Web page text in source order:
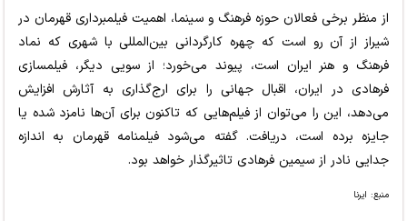
از منظر برخی فعالان حوزه فرهنگ و سینما، اهمیت فیلمبرداری قهرمان در
شیراز از آن رو است که چهره کارگردانی بین‌المللی با شهری که نماد
فرهنگ و هنر ایران است، پیوند می‌خورد؛ از سویی دیگر، فیلمسازی
فرهادی در ایران، اقبال جهانی را برای ارج‌گذاری به آثارش افزایش
می‌دهد، این را می‌توان از فیلم‌هایی که تاکنون برای آن‌ها نامزد شده یا
جایزه برده است، دریافت. گفته می‌شود فیلمنامه قهرمان به اندازه
جدایی نادر از سیمین فرهادی تاثیرگذار خواهد بود.
منبع: ایرنا